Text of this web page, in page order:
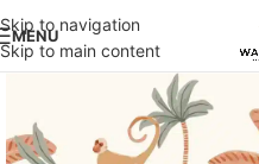
Skip to navigation
Skip to main content
MENU